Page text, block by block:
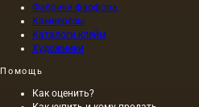
Фабрики фарфора
Камнерезы
Каталоги клейм
Художники
Помощь
Как оценить?